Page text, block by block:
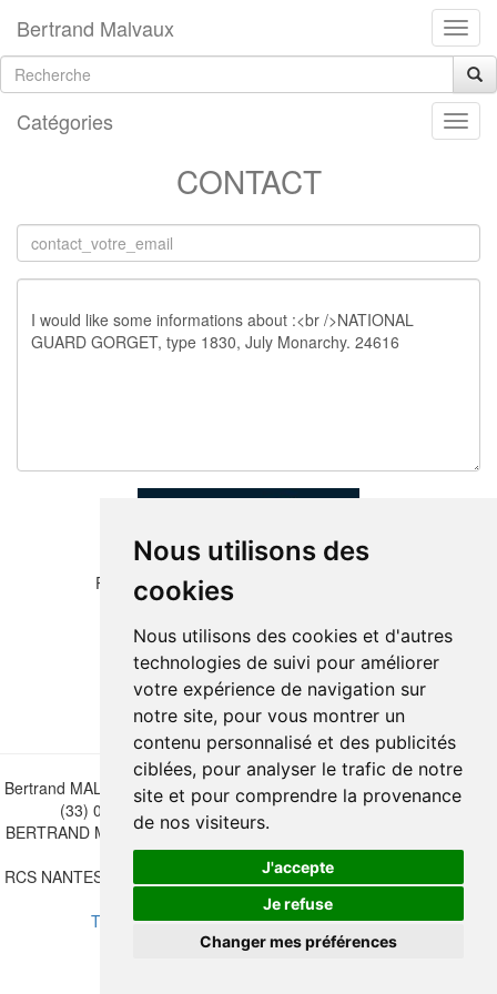
Nous utilisons des
cookies
Nous utilisons des cookies et d'autres
technologies de suivi pour améliorer
votre expérience de navigation sur
notre site, pour vous montrer un
contenu personnalisé et des publicités
ciblées, pour analyser le trafic de notre
site et pour comprendre la provenance
de nos visiteurs.
J'accepte
Je refuse
Changer mes préférences
Bertrand Malvaux
Catégories
CONTACT
Please copy the letters and numbers below:
Bertrand MALVAUX - 22 rue Crébillon, 44000 Nantes - FRANCE - Tél.
(33) 02 40 733 600 — bertrand.malvaux@wanadoo.fr
BERTRAND MALVAUX - ÉDITIONS DU CANONNIER SARL au capital
de 47.000 EUROS
RCS NANTES B 442 295 077 - N° INTRACOMMUNAUTAIRE CEE FR
30 442 295 077
Terms of sales-Update cookies preferences